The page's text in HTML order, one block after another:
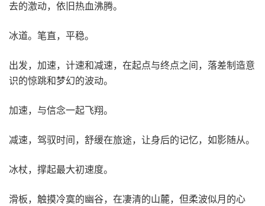
去的激动，依旧热血沸腾。
冰道。笔直，平稳。
出发，加速，计速和减速，在起点与终点之间，落差制造意
识的惊跳和梦幻的波动。
加速，与信念一起飞翔。
减速，驾驭时间，舒缓在旅途，让身后的记忆，如影随从。
冰杖，撑起最大初速度。
滑板，触摸冷寞的幽谷，在凄清的山麓，但柔波似月的心